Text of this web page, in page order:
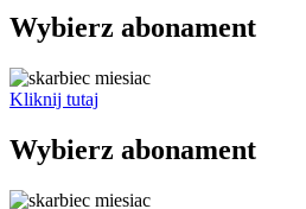
Wybierz abonament
Kliknij tutaj
Wybierz abonament